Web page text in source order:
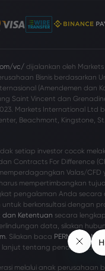
vc/dijalankan oleh
Bisnis berdasarkan
(Amendemen dan
Saint Vincent dan
Markets International Ltd
Beachmont, Kingstone,
setiap investor cocok
Contracts For Difference
Valas/
mempertimbangkan
pengalaman Anda secara
berkonsultasi dengan
dan Ketentuan secara
data, silakan
. Silakan baca PERNYATAAN
lanjut tentang penanganan
melalui anak perusahaan